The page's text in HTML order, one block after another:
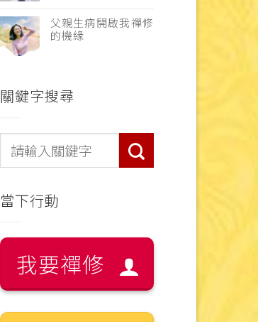
父親生病開啟我禪修
的機緣
關鍵字搜尋
當下行動
我要禪修